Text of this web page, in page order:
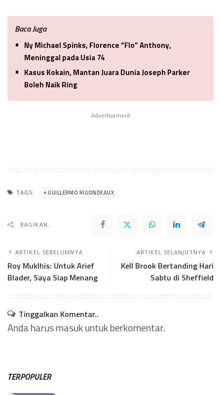
Baca Juga
Ny Michael Spinks, Florence “Flo” Anthony,
Meninggal pada Usia 74
Kasus Kokain, Mantan Juara Dunia Joseph Parker
Boleh Naik Ring
Advertisement
TAGS: GUILLERMO RIGONDEAUX
BAGIKAN..
ARTIKEL SEBELUMNYA
Roy Muklhis: Untuk Arief
Blader, Saya Siap Menang
ARTIKEL SELANJUTNYA
Kell Brook Bertanding Hari
Sabtu di Sheffield
Tinggalkan Komentar..
Anda harusmasukuntuk berkomentar.
TERPOPULER